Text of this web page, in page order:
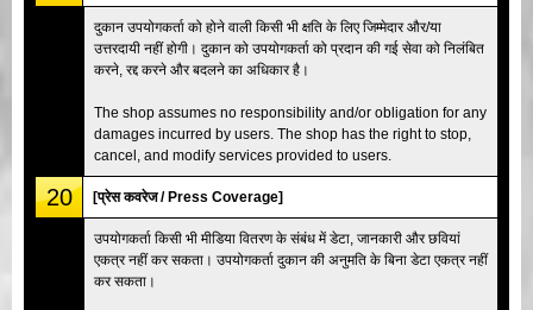
दुकान उपयोगकर्ता को होने वाली किसी भी क्षति के लिए जिम्मेदार और/या
उत्तरदायी नहीं होगी। दुकान को उपयोगकर्ता को प्रदान की गई सेवा को निलंबित
करने, रद्द करने और बदलने का अधिकार है।
The shop assumes no responsibility and/or obligation for any
damages incurred by users. The shop has the right to stop,
cancel, and modify services provided to users.
20 [प्रेस कवरेज / Press Coverage]
उपयोगकर्ता किसी भी मीडिया वितरण के संबंध में डेटा, जानकारी और छवियां
एकत्र नहीं कर सकता। उपयोगकर्ता दुकान की अनुमति के बिना डेटा एकत्र नहीं
कर सकता।